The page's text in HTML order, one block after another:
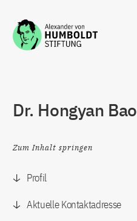
Zum Inhalt springen
Dr. Hongyan Bao
Zum Inhalt springen
Profil
Aktuelle Kontaktadresse